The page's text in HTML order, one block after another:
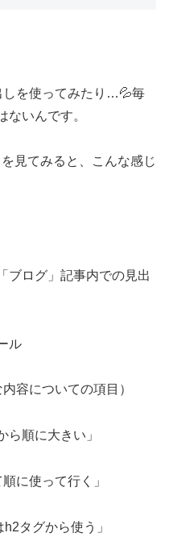
しを使ってみたり…💦毎
ないんです。
見てみると、こんな感じ
ブログ」記事内での見出
ル
容についての項目）
ら順に大きい」
に使って行く」
タグから使う」